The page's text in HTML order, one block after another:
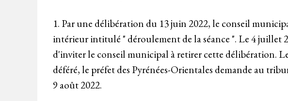
1. Par une délibération du 13 juin 2022, le conseil
intérieur intitulé " déroulement de la séance ". Le 4 juillet
d'inviter le conseil municipal à retirer cette délibération.
déféré, le préfet des Pyrénées-Orientales demande au
9 août 2022.